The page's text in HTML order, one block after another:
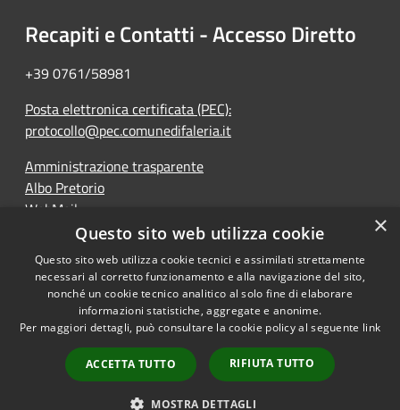
Recapiti e Contatti - Accesso Diretto
+39 0761/58981
Posta elettronica certificata (PEC):
protocollo@pec.comunedifaleria.it
Amministrazione trasparente
Albo Pretorio
WebMail
Dichiarazione di accessibilità
Accessibilità
Copyright © 2026 • Comune di
Faleria • Powered by
Municipium•
Accesso
redazione
×
Questo sito web utilizza cookie
Questo sito web utilizza cookie tecnici e assimilati strettamente
necessari al corretto funzionamento e alla navigazione del sito,
nonché un cookie tecnico analitico al solo fine di elaborare
informazioni statistiche, aggregate e anonime.
Per maggiori dettagli, può consultare la cookie policy al seguente link
ACCETTA TUTTO RIFIUTA TUTTO
MOSTRA DETTAGLI